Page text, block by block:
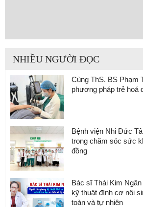
NHIỀU NGƯỜI ĐỌC
Cùng ThS. BS Phạm
phương pháp trẻ hoá
Bệnh viện Nhi Đức
trong chăm sóc sức
đồng
Bác sĩ Thái Kim
kỹ thuật đính cơ nội
toàn và tự nhiên